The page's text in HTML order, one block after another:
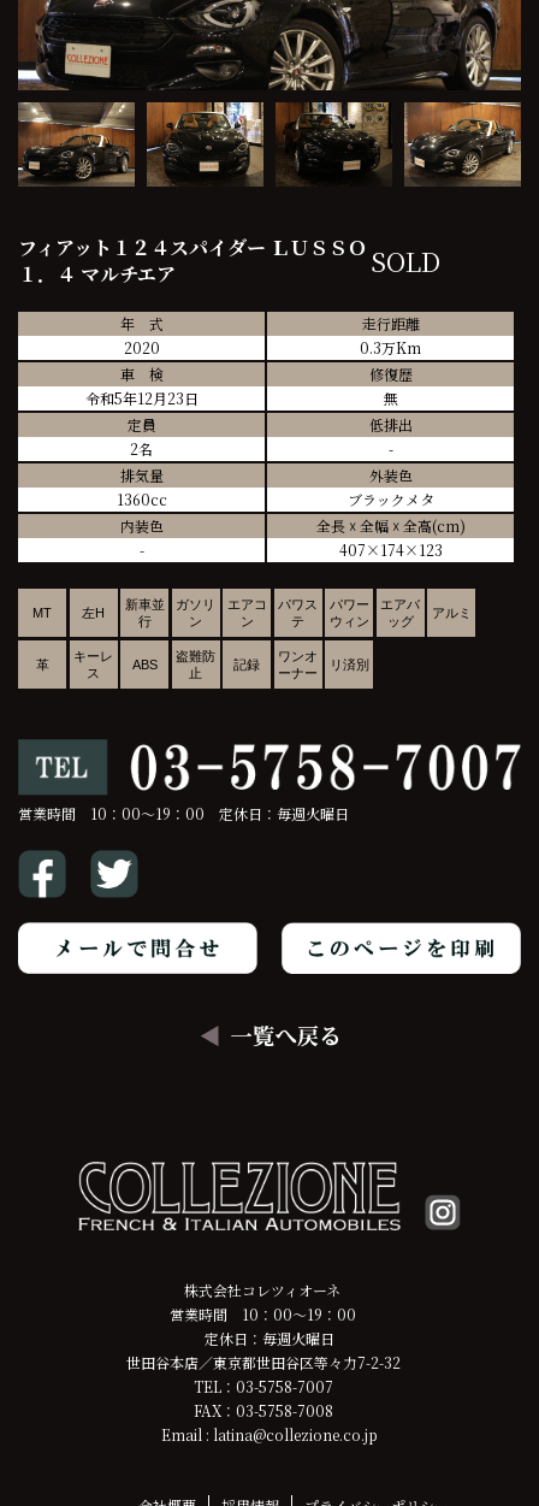
フィアット１２４スパイダー ＬＵＳＳＯ
１．４ マルチエア
SOLD
年 式
2020
走行距離
0.3万Km
車 検
令和5年12月23日
修復歴
無
定員
2名
低排出
-
排気量
1360cc
外装色
ブラックメタ
内装色
-
全長 ☓ 全幅 ☓ 全高(cm)
407×174×123
MT 左H
新車並
行
ガソリ
ン
エアコ
ン
パワス
テ
パワー
ウィン
エアバ
ッグ
アルミ
革
キーレ
ス
ABS
盗難防
止
記録
ワンオ
ーナー
リ済別
営業時間 10：00～19：00 定休日：毎週火曜日
株式会社コレツィオーネ
営業時間 10：00～19：00
定休日：毎週火曜日
世田谷本店／東京都世田谷区等々力7-2-32
TEL：03-5758-7007
FAX：03-5758-7008
Email : latina@collezione.co.jp